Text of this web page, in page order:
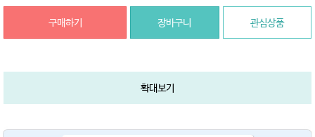
구매하기 장바구니 관심상품
확대보기